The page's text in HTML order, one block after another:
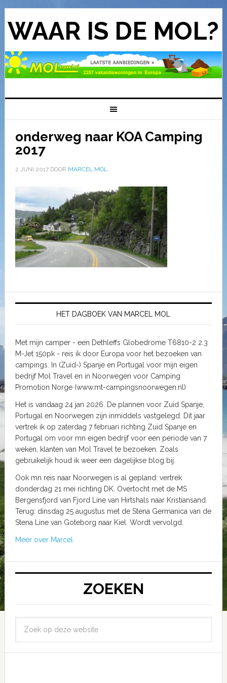
WAAR IS DE MOL?
onderweg naar KOA Camping
2017
2 JUNI 2017DOOR MARCEL MOL
HET DAGBOEK VAN MARCEL MOL
Met mijn camper - een Dethleffs Globedrome T6810-2 2.3
M-Jet 150pk - reis ik door Europa voor het bezoeken van
campings. In (Zuid-) Spanje en Portugal voor mijn eigen
bedrijf Mol Travel en in Noorwegen voor Camping
Promotion Norge (www.mt-campingsnoorwegen.nl)
Het is vandaag 24 jan 2026. De plannen voor Zuid Spanje,
Portugal en Noorwegen zijn inmiddels vastgelegd. Dit jaar
vertrek ik op zaterdag 7 februari richting Zuid Spanje en
Portugal om voor mn eigen bedrijf voor een periode van 7
weken, klanten van Mol Travel te bezoeken. Zoals
gebruikelijk houd ik weer een dagelijkse blog bij.
Ook mn reis naar Noorwegen is al gepland: vertrek
donderdag 21 mei richting DK. Overtocht met de MS
Bergensfjord van Fjord Line van Hirtshals naar Kristiansand.
Terug: dinsdag 25 augustus met de Stena Germanica van de
Stena Line van Goteborg naar Kiel. Wordt vervolgd.
Meer over Marcel
ZOEKEN